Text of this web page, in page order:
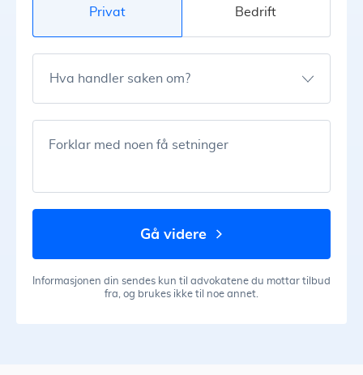
Privat Bedrift
Hva handler saken om?
Forklar med noen få setninger
gå videre
Informasjonen din sendes kun til advokatene du mottar tilbud
fra, og brukes ikke til noe annet.